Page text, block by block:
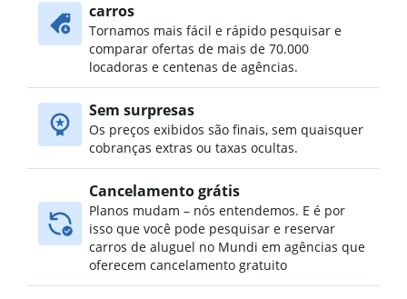
carros
Tornamos mais fácil e rápido pesquisar e
comparar ofertas de mais de 70.000
locadoras e centenas de agências.
Sem surpresas
Os preços exibidos são finais, sem quaisquer
cobranças extras ou taxas ocultas.
Cancelamento grátis
Planos mudam – nós entendemos. E é por
isso que você pode pesquisar e reservar
carros de aluguel no Mundi em agências que
oferecem cancelamento gratuito